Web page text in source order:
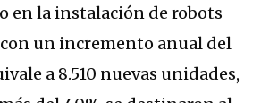
en la instalación de robots
un incremento anual del
a 8.510 nuevas unidades,